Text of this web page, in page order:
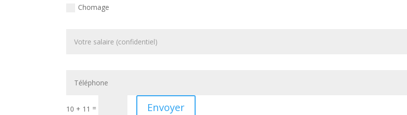
Chomage
10 + 11 = Envoyer